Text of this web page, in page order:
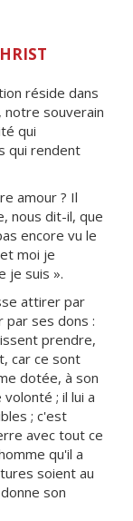
réside dans
notre souverain
qui
qui rendent
amour ? Il
nous dit-il, que
encore vu le
moi je
je suis ».
attirer par
par ses dons :
prendre,
car ce sont
dotée, à son
; il lui a
; c'est
avec tout ce
qu'il a
soient au
son